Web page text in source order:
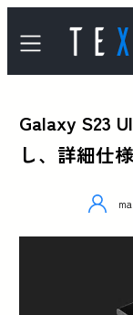
Galaxy S23
し、詳細仕